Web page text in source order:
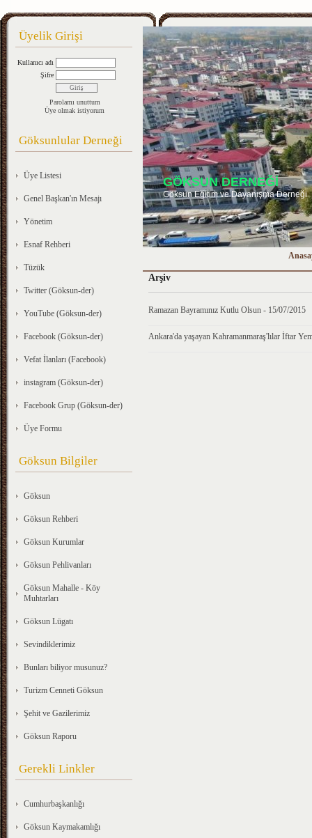
Üyelik Girişi
Kullanıcı adı
Şifre
Parolamı unuttum
Üye olmak istiyorum
Göksunlular Derneği
Üye Listesi
Genel Başkan'ın Mesajı
Yönetim
Esnaf Rehberi
Tüzük
Twitter (Göksun-der)
YouTube (Göksun-der)
Facebook (Göksun-der)
Vefat İlanları (Facebook)
instagram (Göksun-der)
Facebook Grup (Göksun-der)
Üye Formu
Göksun Bilgiler
Göksun
Göksun Rehberi
Göksun Kurumlar
Göksun Pehlivanları
Göksun Mahalle - Köy
Muhtarları
Göksun Lügatı
Sevindiklerimiz
Bunları biliyor musunuz?
Turizm Cenneti Göksun
Şehit ve Gazilerimiz
Göksun Raporu
Gerekli Linkler
Cumhurbaşkanlığı
Göksun Kaymakamlığı
GÖKSUN DERNEĞİ
Göksun Eğitim ve Dayanışma Derneği
Arşiv
Ramazan Bayramınız Kutlu Olsun - 15/07/2015
Ankara'da yaşayan Kahramanmaraş'lılar İftar